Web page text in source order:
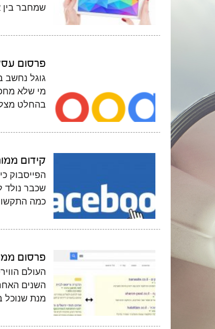
שמחבר בין
פרסום
גוגל נחשב
מי שלא
בהחלט
קידום
הפייסבוק
שכבר נולד
כמה
פרסום
העולם
השנים
מנת שנוכל